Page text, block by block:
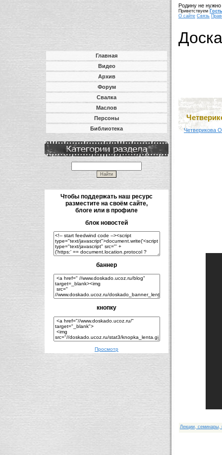
Главная
Видео
Архив
Форум
Свалка
Маслов
Персоны
Библиотека
Чтобы поддержать наш ресурс
разместите на своём сайте,
блоге или в профиле
блок новостей
баннер
кнопку
Просмотр
Родину не нужно
Приветствуем Гость
О сайте Связь
Четверикова
Лекции, семинары,